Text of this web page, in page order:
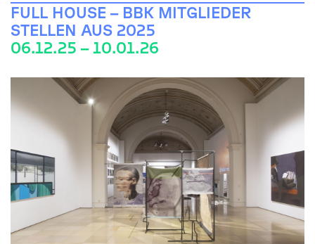
FULL HOUSE – BBK MITGLIEDER
STELLEN AUS 2025
06.12.25 – 10.01.26